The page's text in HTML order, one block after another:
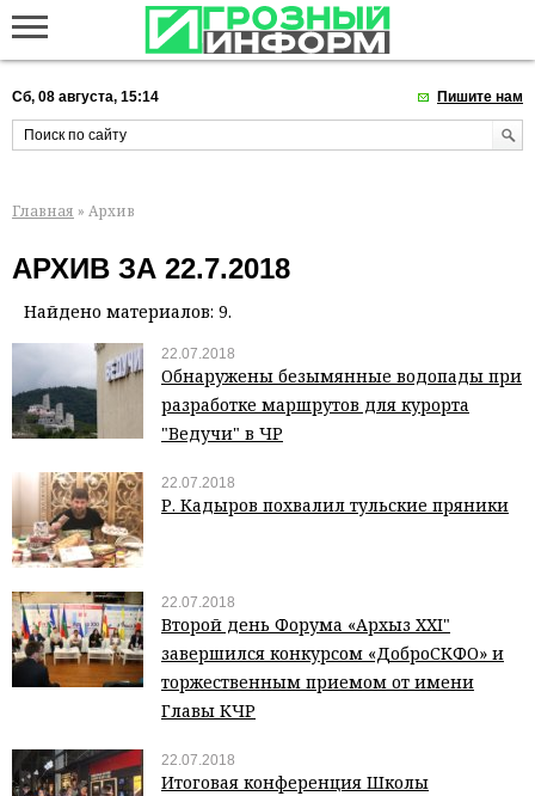
Сб, 08 августа, 15:14 Пишите нам
Главная » Архив
АРХИВ ЗА 22.7.2018
Найдено материалов: 9.
22.07.2018
Обнаружены безымянные водопады при
разработке маршрутов для курорта
"Ведучи" в ЧР
22.07.2018
Р. Кадыров похвалил тульские пряники
22.07.2018
Второй день Форума «Архыз XXI"
завершился конкурсом «ДоброСКФО» и
торжественным приемом от имени
Главы КЧР
22.07.2018
Итоговая конференция Школы